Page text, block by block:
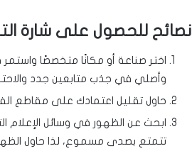
نصائح للحصول على شارة
اختر صناعة أو مكانًا متخصصًا
وأصلي في جذب متابعين جدد
حاول تقليل اعتمادك على مقاطع
ابحث عن الظهور في وسائل الإعلام
تتمتع بصدى مسموع، لذا حاول